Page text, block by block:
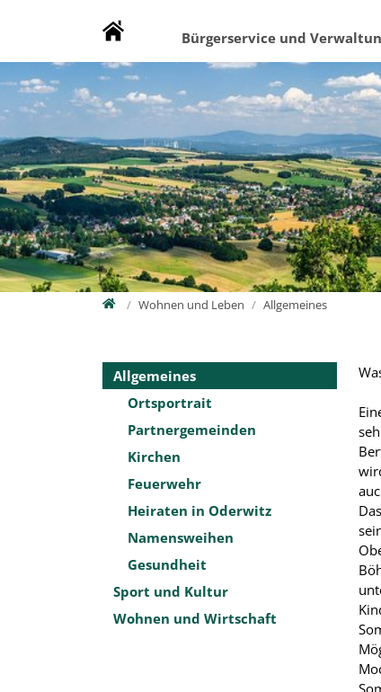
Bürgerservice und
HomeWohnen und Leben Allgemeines
Allgemeines
Ortsportrait
Partnergemeinden
Kirchen
Feuerwehr
Heiraten in Oderwitz
Namensweihen
Gesundheit
Sport und Kultur
Wohnen und Wirtschaft